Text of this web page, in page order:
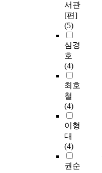
서관
[편]
(5)
심경
호
(4)
최호
철
(4)
이형
대
(4)
권순